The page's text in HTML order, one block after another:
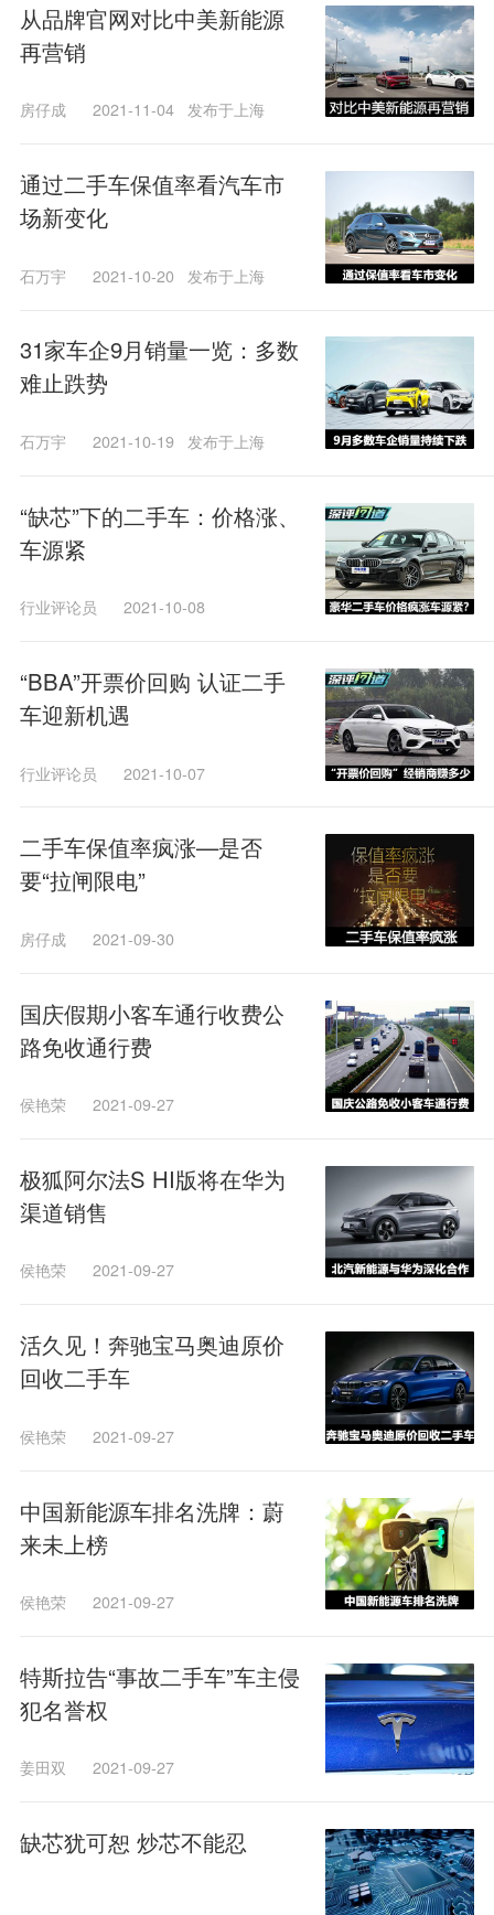
从品牌官网对比中美新能源
再营销
房仔成 2021-11-04 发布于上海
通过二手车保值率看汽车市
场新变化
石万宇 2021-10-20 发布于上海
31家车企9月销量一览：多数
难止跌势
石万宇 2021-10-19 发布于上海
“缺芯”下的二手车：价格涨、
车源紧
行业评论员 2021-10-08
“BBA”开票价回购 认证二手
车迎新机遇
行业评论员 2021-10-07
二手车保值率疯涨—是否
要“拉闸限电”
房仔成 2021-09-30
国庆假期小客车通行收费公
路免收通行费
侯艳荣 2021-09-27
极狐阿尔法S HI版将在华为
渠道销售
侯艳荣 2021-09-27
活久见！奔驰宝马奥迪原价
回收二手车
侯艳荣 2021-09-27
中国新能源车排名洗牌：蔚
来未上榜
侯艳荣 2021-09-27
特斯拉告“事故二手车”车主侵
犯名誉权
姜田双 2021-09-27
缺芯犹可恕 炒芯不能忍